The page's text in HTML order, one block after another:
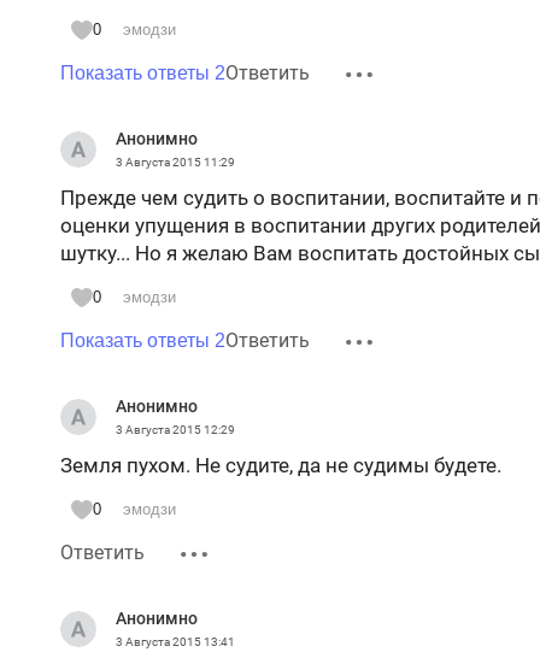
0 эмодзи
Показать ответы 2Ответить
Анонимно
3 Августа 201511:29
Прежде чем судить о воспитании, воспитайте и
оценки упущения в воспитании других
шутку... Но я желаю Вам воспитать достойных
0 эмодзи
Показать ответы 2Ответить
Анонимно
3 Августа 201512:29
Земля пухом. Не судите, да не судимы будете.
0 эмодзи
Ответить
Анонимно
3 Августа 201513:41